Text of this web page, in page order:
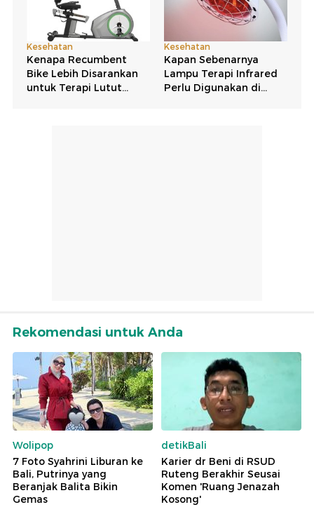
Rekomendasi untuk Anda
Wolipop
7 Foto Syahrini Liburan ke
Bali, Putrinya yang
Beranjak Balita Bikin
Gemas
detikBali
Karier dr Beni di RSUD
Ruteng Berakhir Seusai
Komen 'Ruang Jenazah
Kosong'